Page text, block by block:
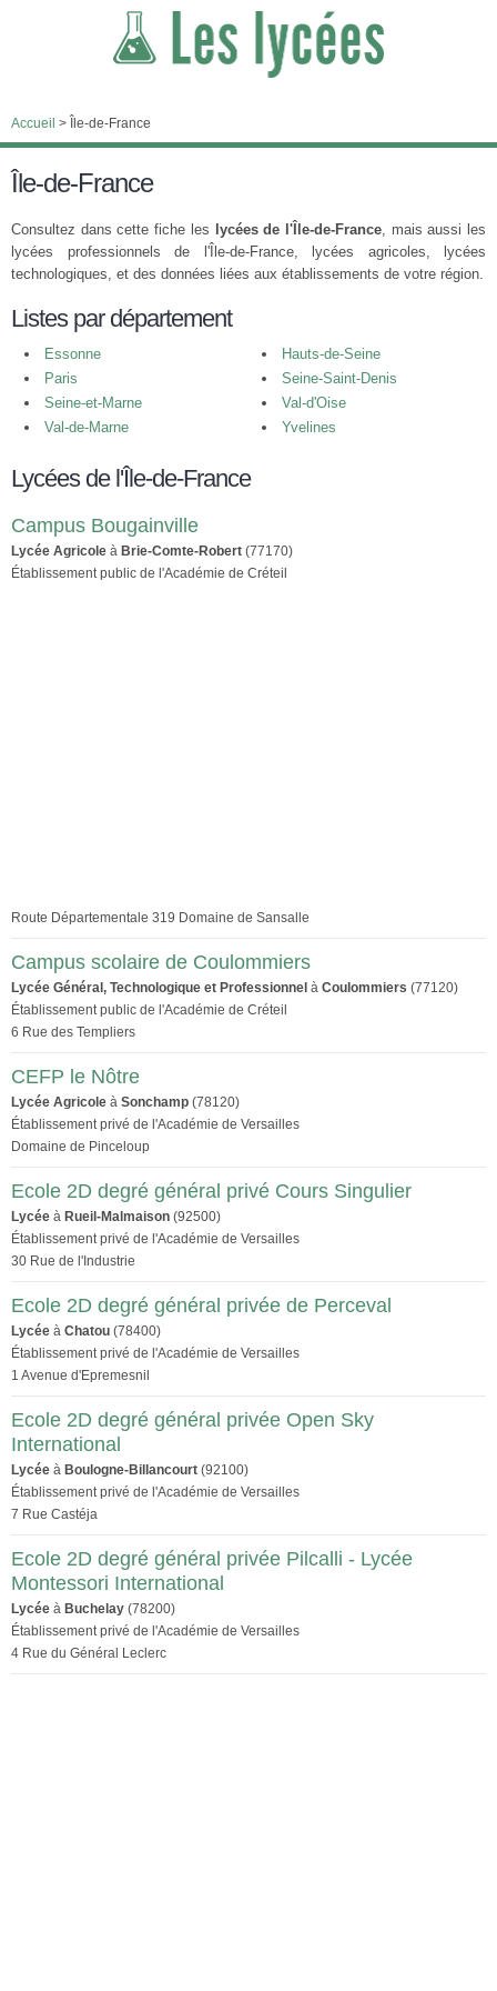
Accueil > Île-de-France
Île-de-France
Consultez dans cette fiche les lycées de l'Île-de-France, mais aussi les
lycées professionnels de l'Île-de-France, lycées agricoles, lycées
technologiques, et des données liées aux établissements de votre région.
Listes par département
Essonne
Hauts-de-Seine
Paris
Seine-Saint-Denis
Seine-et-Marne
Val-d'Oise
Val-de-Marne
Yvelines
Lycées de l'Île-de-France
Campus Bougainville
Lycée Agricole à Brie-Comte-Robert (77170)
Établissement public de l'Académie de Créteil
Route Départementale 319 Domaine de Sansalle
Campus scolaire de Coulommiers
Lycée Général, Technologique et Professionnel à Coulommiers (77120)
Établissement public de l'Académie de Créteil
6 Rue des Templiers
CEFP le Nôtre
Lycée Agricole à Sonchamp (78120)
Établissement privé de l'Académie de Versailles
Domaine de Pinceloup
Ecole 2D degré général privé Cours Singulier
Lycée à Rueil-Malmaison (92500)
Établissement privé de l'Académie de Versailles
30 Rue de l'Industrie
Ecole 2D degré général privée de Perceval
Lycée à Chatou (78400)
Établissement privé de l'Académie de Versailles
1 Avenue d'Epremesnil
Ecole 2D degré général privée Open Sky
International
Lycée à Boulogne-Billancourt (92100)
Établissement privé de l'Académie de Versailles
7 Rue Castéja
Ecole 2D degré général privée Pilcalli - Lycée
Montessori International
Lycée à Buchelay (78200)
Établissement privé de l'Académie de Versailles
4 Rue du Général Leclerc